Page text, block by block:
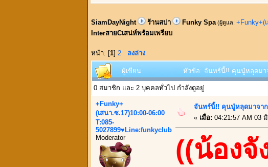
SiamDayNight ร้านสปา Funky Spa (ผู้ดูแล: +Funky+(
InterสายCเสน่ห์พร้อมเพรียบ
หน้า: [1] 2 ลงล่าง
ผู้เขียน หัวข้อ: จันทร์นี้!! คุนนู๋หลุดมา
0 สมาชิก และ 2 บุคคลทั่วไป กำลังดูอยู่
+Funky+
(เสนา.ซ.17)10:00-06:00
T:085-
5027899♥Line:funkyclub
Moderator
จันทร์นี้!! คุนนู๋หลุดมาจาก
« เมื่อ: 04:21:57 AM 03
((น้องจั